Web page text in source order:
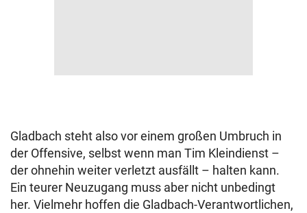
Gladbach steht also vor einem großen Umbruch in
der Offensive, selbst wenn man Tim Kleindienst –
der ohnehin weiter verletzt ausfällt – halten kann.
Ein teurer Neuzugang muss aber nicht unbedingt
her. Vielmehr hoffen die Gladbach-Verantwortlichen,